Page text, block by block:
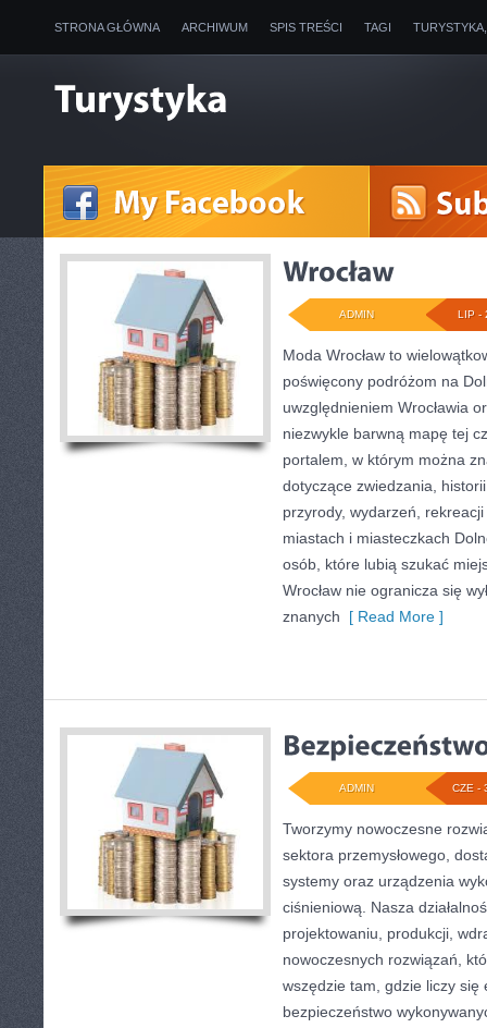
STRONA GŁÓWNA ARCHIWUM SPIS TREŚCI TAGI
LIP -
ADMIN
Moda Wrocław to
poświęcony podróżom na
uwzględnieniem Wrocławia
niezwykle barwną mapę tej
portalem, w którym można
dotyczące zwiedzania,
przyrody, wydarzeń,
miastach i miasteczkach
osób, które lubią szukać
Wrocław nie ogranicza się
znanych [ Read More ]
CZE -
ADMIN
Tworzymy nowoczesne
sektora przemysłowego,
systemy oraz urządzenia
ciśnieniową. Nasza
projektowaniu, produkcji,
nowoczesnych rozwiązań,
wszędzie tam, gdzie liczy
bezpieczeństwo